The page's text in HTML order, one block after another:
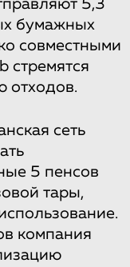
5,3
бумажных
совместными
стремятся
отходов.
сеть
5 пенсов
тары,
компания